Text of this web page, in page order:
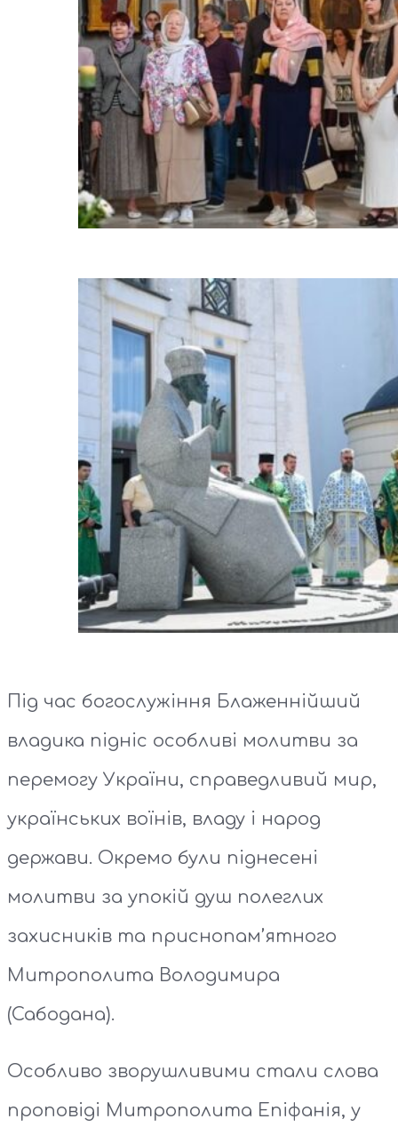
Під час богослужіння Блаженнійший
владика підніс особливі молитви за
перемогу України, справедливий мир,
українських воїнів, владу і народ
держави. Окремо були піднесені
молитви за упокій душ полеглих
захисників та приснопам’ятного
Митрополита Володимира
(Сабодана).
Особливо зворушливими стали слова
проповіді Митрополита Епіфанія, у